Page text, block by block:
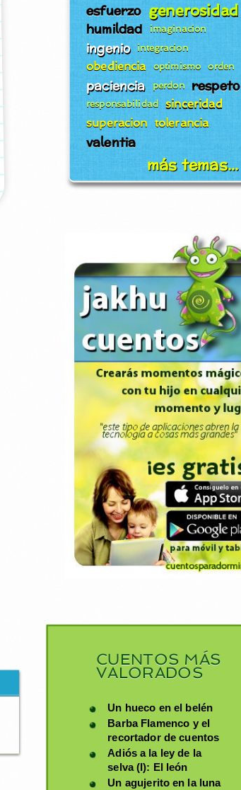
esfuerzo generosidad
humildad imaginacion
ingenio integracion
obediencia optimismo orden
paciencia perdon respeto
responsabilidad sinceridad
superacion tolerancia
valentia
más temas...
CUENTOS MÁS
VALORADOS
Un hueco en el belén
Barba Flamenco y el
recortador de cuentos
Adiós a la ley de la
selva (I): El león
Un agujerito en la luna